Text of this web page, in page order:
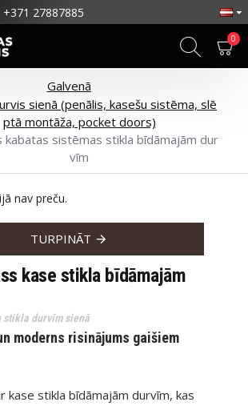
+371 27887885
0
Galvenā
sienā (penālis, kasešu sistēma, slē
ptā montāža, pocket doors)
kabatas sistēmas stikla bīdāmajām dur
vīm
kase stikla bīdāmajām
stikla durvīm sienā
moderns risinājums gaišiem
kase stikla bīdāmajām durvīm, kas
nav preču.
TURPINĀT